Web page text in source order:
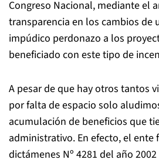
Congreso Nacional, mediante el
transparencia en los cambios de
impúdico perdonazo a los
beneficiado con este tipo de
A pesar de que hay otros tantos
por falta de espacio solo
acumulación de beneficios que
administrativo. En efecto, el ente
dictámenes Nº 4281 del año